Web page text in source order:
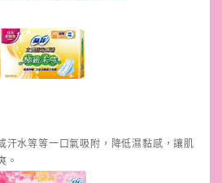
汗水等等一口氣吸附，降低濕黏感，讓肌
。